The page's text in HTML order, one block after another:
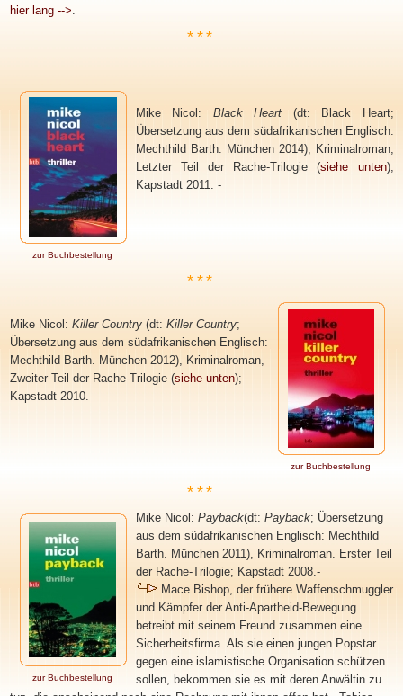
hier lang -->.
***
zur Buchbestellung
Mike Nicol: Black Heart (dt: Black Heart;
Übersetzungaus dem südafrikanischen Englisch:
Mechthild Barth. München 2014), Kriminalroman,
Letzter Teil der Rache-Trilogie(siehe unten);
Kapstadt 2011. -
***
zur Buchbestellung
Mike Nicol: Killer Country(dt: Killer Country;
Übersetzungaus dem südafrikanischen Englisch:
Mechthild Barth. München 2012), Kriminalroman,
Zweiter Teil der Rache-Trilogie (siehe unten);
Kapstadt 2010.
***
zur Buchbestellung
Mike Nicol: Payback(dt: Payback; Übersetzung
aus dem südafrikanischen Englisch: Mechthild
Barth. München 2011), Kriminalroman. Erster Teil
der Rache-Trilogie; Kapstadt 2008.-
Mace Bishop, der frühere Waffenschmuggler
und Kämpfer der Anti-Apartheid-Bewegung
betreibt mit seinem Freund zusammen eine
Sicherheitsfirma. Als sie einen jungen Popstar
gegen eine islamistische Organisation schützen
sollen, bekommen sie es mit deren Anwältin zu